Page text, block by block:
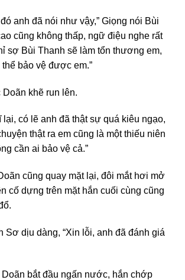
anh đã nói như vậy,” Giọng nói Bùi
cũng không thấp, ngữ điệu nghe rất
sợ Bùi Thanh sẽ làm tổn thương em,
bảo vệ được em.”
Doãn khẽ run lên.
lại, có lẽ anh đã thật sự quá kiêu ngạo,
thật ra em cũng là một thiếu niên
cần ai bảo vệ cả.”
cũng quay mặt lại, đôi mắt hơi mở
cố dựng trên mặt hắn cuối cùng cũng
Sơ dịu dàng, “Xin lỗi, anh đã đánh giá
bắt đầu ngấn nước, hắn chớp